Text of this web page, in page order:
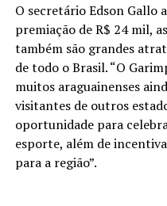
O secretário Edson Gallo
premiação de R$ 24 mil,
também são grandes
de todo o Brasil. “O
muitos araguainenses
visitantes de outros
oportunidade para
esporte, além de
para a região”.